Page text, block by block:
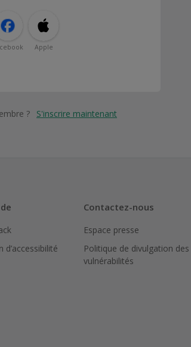
Apple
? S'inscrire maintenant
d’accessibilité
Contactez-nous
Espace presse
Politique de divulgation des
vulnérabilités